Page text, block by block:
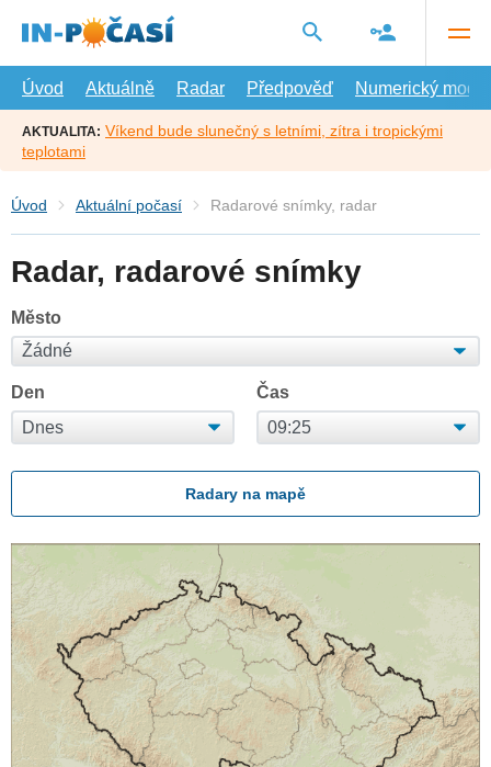
hlavní
Úvod
Aktuálně Radar Předpověď Numerický model
AKTUALITA: Víkend bude slunečný s letními, zítra i tropickými
teplotami
Úvod Aktuální počasí Radarové snímky, radar
Radar, radarové snímky
Město
Den Čas
Radary na mapě